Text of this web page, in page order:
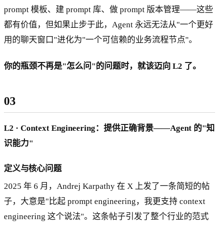
prompt 模板、建 prompt 库、做 prompt 版本管理——这些
都有价值，但如果止步于此，Agent 永远无法从"一个更好
用的聊天窗口"进化为"一个可信赖的业务流程节点"。
你的瓶颈不再是"怎么问"的问题时，就该迈向 L2 了。
03
L2 · Context Engineering：提供正确背景——Agent 的"知
识能力"
定义与核心问题
2025 年 6 月，Andrej Karpathy 在 X 上发了一条简短的帖
子，大意是"比起 prompt engineering，我更支持 context
engineering 这个说法"。这条帖子引发了整个行业的范式